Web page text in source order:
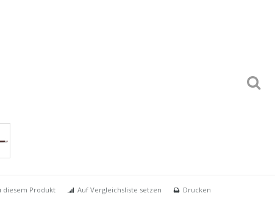
diesem Produkt Auf Vergleichsliste setzen Drucken